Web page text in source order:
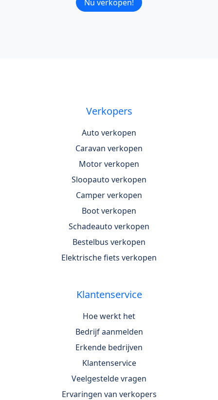
Nu verkopen!
Verkopers
Auto verkopen
Caravan verkopen
Motor verkopen
Sloopauto verkopen
Camper verkopen
Boot verkopen
Schadeauto verkopen
Bestelbus verkopen
Elektrische fiets verkopen
Klantenservice
Hoe werkt het
Bedrijf aanmelden
Erkende bedrijven
Klantenservice
Veelgestelde vragen
Ervaringen van verkopers